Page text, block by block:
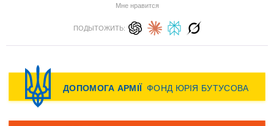
Мне нравится
ПОДЫТОЖИТЬ: